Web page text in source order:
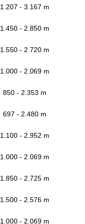
1.207 - 3.167 m
1.450 - 2.850 m
1.550 - 2.720 m
1.000 - 2.069 m
850 - 2.353 m
697 - 2.480 m
1.100 - 2.952 m
1.000 - 2.069 m
1.850 - 2.725 m
1.500 - 2.576 m
1.000 - 2.069 m